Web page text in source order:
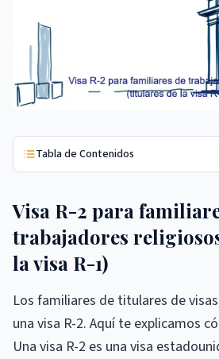
Tabla de Contenidos
Visa R-2 para
trabajadores
la visa R-1)
Los familiares de titulares de
una visa R-2. Aquí te explicamos
Una visa R-2 es una visa